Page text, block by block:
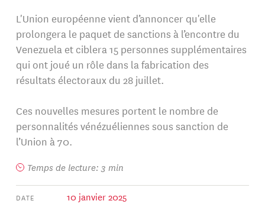
L'Union européenne vient d’annoncer qu'elle
prolongera le paquet de sanctions à l’encontre du
Venezuela et ciblera 15 personnes supplémentaires
qui ont joué un rôle dans la fabrication des
résultats électoraux du 28 juillet.
Ces nouvelles mesures portent le nombre de
personnalités vénézuéliennes sous sanction de
l’Union à 70.
Temps de lecture: 3 min
DATE 10 janvier 2025